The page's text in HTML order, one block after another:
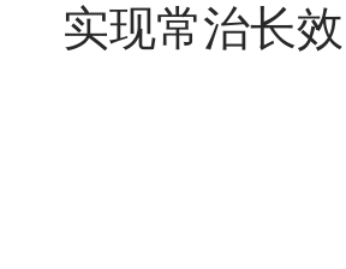
实现常治长效